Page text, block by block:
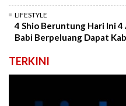
LIFESTYLE
4 Shio Beruntung Hari Ini
Babi Berpeluang Dapat
TERKINI